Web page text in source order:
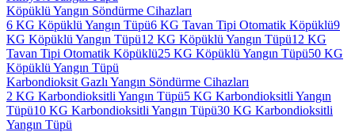
Köpüklü Yangın Söndürme Cihazları
6 KG Köpüklü Yangın Tüpü6 KG Tavan Tipi Otomatik Köpüklü9
KG Köpüklü Yangın Tüpü12 KG Köpüklü Yangın Tüpü12 KG
Tavan Tipi Otomatik Köpüklü25 KG Köpüklü Yangın Tüpü50 KG
Köpüklü Yangın Tüpü
Karbondioksit Gazlı Yangın Söndürme Cihazları
2 KG Karbondioksitli Yangın Tüpü5 KG Karbondioksitli Yangın
Tüpü10 KG Karbondioksitli Yangın Tüpü30 KG Karbondioksitli
Yangın Tüpü